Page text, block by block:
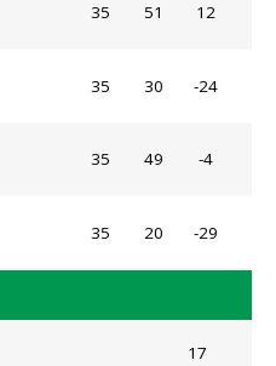
35 51 12
35 30 -24
35 49 -4
35 20 -29
17